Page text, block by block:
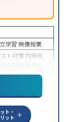
学習 映像授業
ト対策 内申点
対策
ンライン対応1
ト・
ット